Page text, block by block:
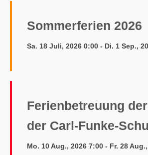
Sommerferien 2026
Sa. 18 Juli, 2026 0:00 - Di. 1 Sep.,
Ferienbetreuung
der Carl-Funke-
Mo. 10 Aug., 2026 7:00 - Fr. 28